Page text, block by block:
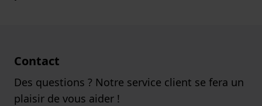
Contact
Des questions ? Notre service client se fera un
plaisir de vous aider !